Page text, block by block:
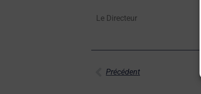
Le Directeur
Précédent